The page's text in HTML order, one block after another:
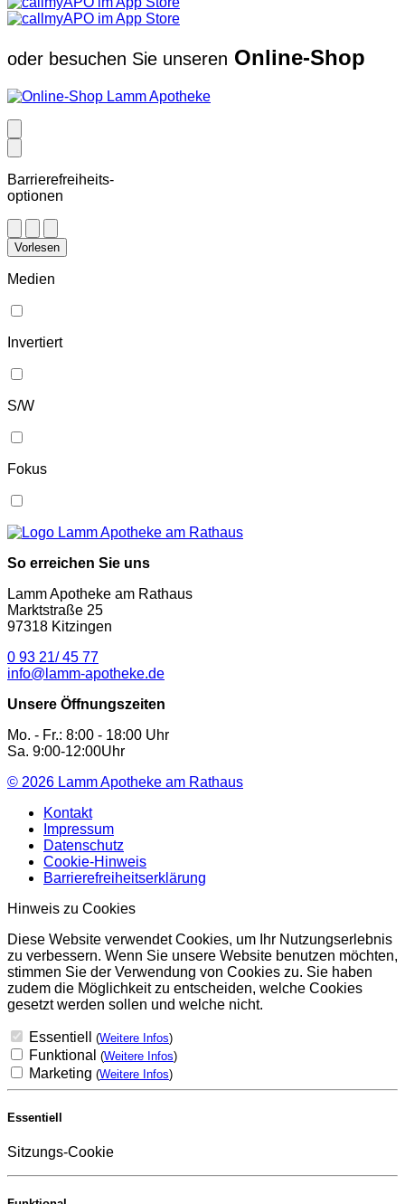
oder besuchen Sie unseren Online-Shop
Barrierefreiheits-
optionen
Vorlesen
Medien
Invertiert
S/W
Fokus
So erreichen Sie uns
Lamm Apotheke am Rathaus
Marktstraße 25
97318 Kitzingen
0 93 21/ 45 77
info@lamm-apotheke.de
Unsere Öffnungszeiten
Mo. - Fr.: 8:00 - 18:00 Uhr
Sa. 9:00-12:00Uhr
© 2026 Lamm Apotheke am Rathaus
Kontakt
Impressum
Datenschutz
Cookie-Hinweis
Barrierefreiheitserklärung
Hinweis zu Cookies
Diese Website verwendet Cookies, um Ihr Nutzungserlebnis
zu verbessern. Wenn Sie unsere Website benutzen möchten,
stimmen Sie der Verwendung von Cookies zu. Sie haben
zudem die Möglichkeit zu entscheiden, welche Cookies
gesetzt werden sollen und welche nicht.
Essentiell (Weitere Infos)
Funktional (Weitere Infos)
Marketing (Weitere Infos)
Essentiell
Sitzungs-Cookie